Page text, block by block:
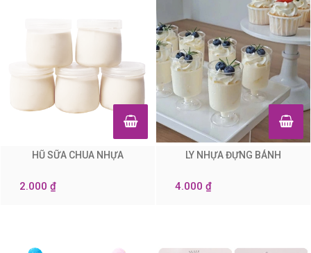
HŨ SỮA CHUA NHỰA
2.000 ₫
LY NHỰA ĐỰNG BÁNH
4.000 ₫